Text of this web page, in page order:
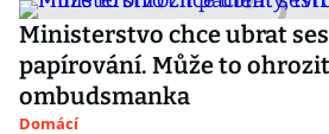
Ministerstvo chce ubrat
papírování. Může to
ombudsmanka
Domácí